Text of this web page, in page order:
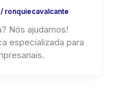
ronquiecavalcante
Nós ajudamos!
especializada para